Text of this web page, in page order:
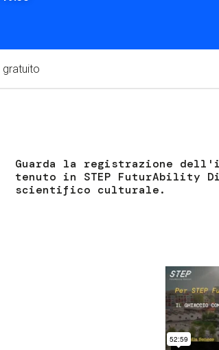
gratuito
Guarda la registrazione
tenuto in STEP FuturAbility
scientifico culturale.